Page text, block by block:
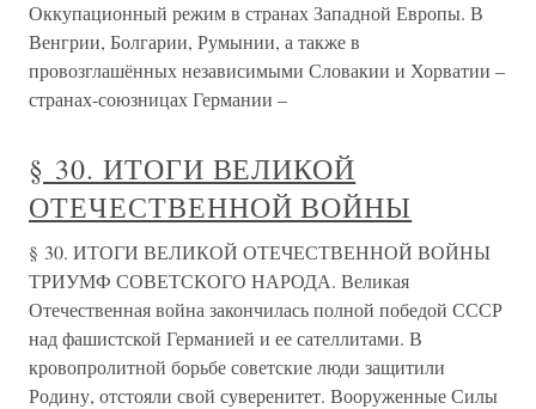
Оккупационный режим в странах Западной Европы. В
Венгрии, Болгарии, Румынии, а также в
провозглашённых независимыми Словакии и Хорватии –
странах-союзницах Германии –
§ 30. ИТОГИ ВЕЛИКОЙ
ОТЕЧЕСТВЕННОЙ ВОЙНЫ
§ 30. ИТОГИ ВЕЛИКОЙ ОТЕЧЕСТВЕННОЙ ВОЙНЫ
ТРИУМФ СОВЕТСКОГО НАРОДА. Великая
Отечественная война закончилась полной победой СССР
над фашистской Германией и ее сателлитами. В
кровопролитной борьбе советские люди защитили
Родину, отстояли свой суверенитет. Вооруженные Силы